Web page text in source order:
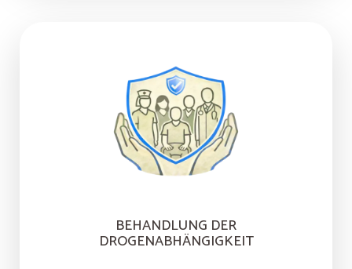
BEHANDLUNG DER
DROGENABHÄNGIGKEIT